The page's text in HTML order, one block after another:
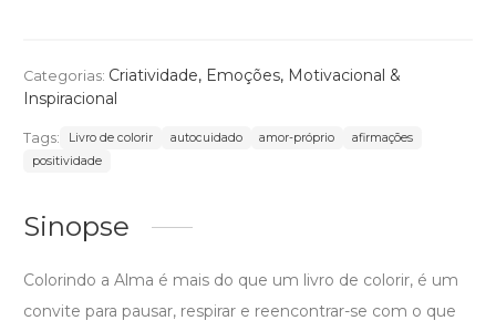
Categorias: Criatividade, Emoções, Motivacional &
Inspiracional
Tags: Livro de colorir autocuidado amor-próprio
afirmações
positividade
Sinopse
Colorindo a Alma é mais do que um livro de colorir, é um
convite para pausar, respirar e reencontrar-se com o que